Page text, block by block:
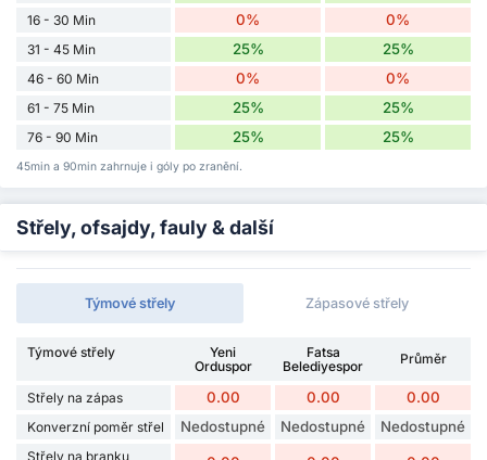
16 - 30 Min 0% 0%
31 - 45 Min 25% 25%
46 - 60 Min 0% 0%
61 - 75 Min 25% 25%
76 - 90 Min 25% 25%
45min a 90min zahrnuje i góly po zranění.
Střely, ofsajdy, fauly & další
Týmové střely Zápasové střely
Týmové střely
Yeni
Orduspor
Fatsa
Belediyespor
Průměr
Střely na zápas 0.00 0.00 0.00
Konverzní poměr střel Nedostupné Nedostupné Nedostupné
Střely na branku